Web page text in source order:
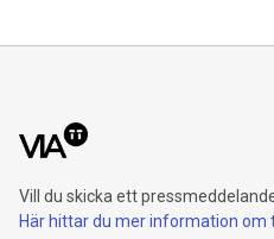
Vill du skicka ett
Här hittar du mer information om